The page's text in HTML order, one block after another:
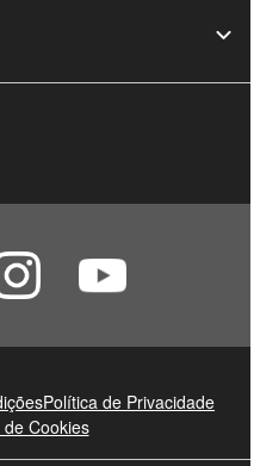
Política de Privacidade
Cookies